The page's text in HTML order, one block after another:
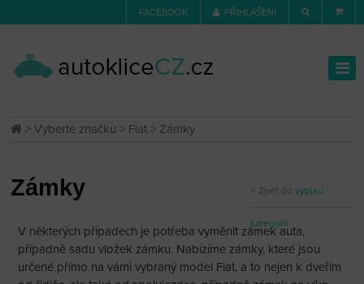
FACEBOOK PŘIHLÁŠENÍ
>Vyberte značku > Fiat > Zámky
Zpět dovýpisu
kategorií
Zámky
V některých případech je potřeba vyměnit zámek auta,
případně sadu vložek zámku. Nabízíme zámky, které jsou
určené přímo na vámi vybraný model Fiat, a to nejen k dveřím